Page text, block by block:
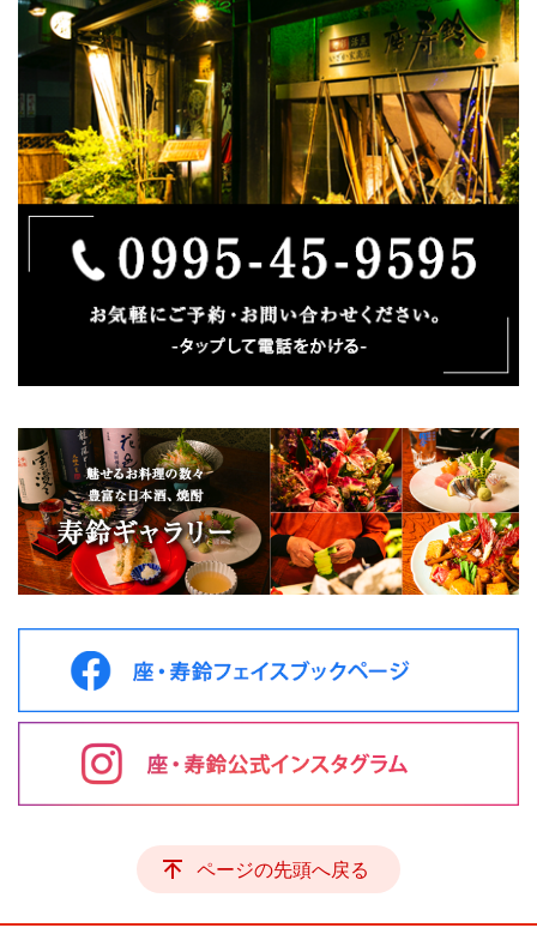
ページの先頭へ戻る